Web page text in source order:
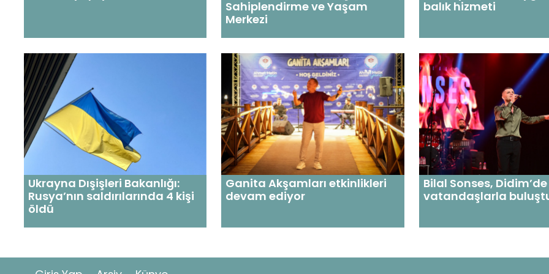
Sahiplendirme ve Yaşam
Merkezi
balık hizmeti
Ukrayna Dışişleri Bakanlığı:
Rusya’nın saldırılarında 4 kişi
öldü
Ganita Akşamları etkinlikleri
devam ediyor
Bilal Sonses, Didim’de
vatandaşlarla